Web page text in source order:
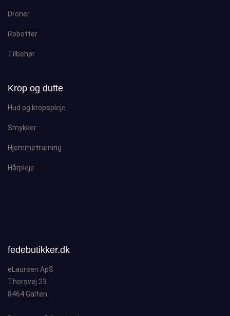
Droner
Robotter
Tilbehør
Krop og dufte
Hud og kropspleje
Smykker
Hjemmetræning
Hårpleje
fedebutikker.dk
eLaursen ApS
Thorsvej 23
8464 Galten